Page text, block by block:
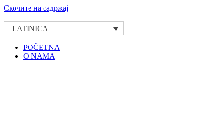
Скочите на садржај
LATINICA
POČETNA
O NAMA